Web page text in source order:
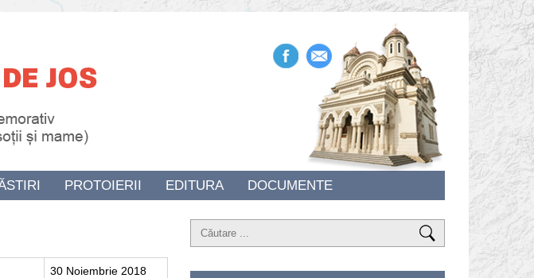
PROTOIERII EDITURA DOCUMENTE
30 Noiembrie 2018